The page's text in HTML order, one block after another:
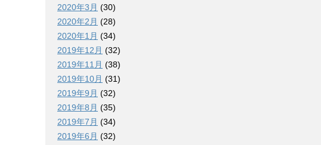
2020年3月 (30)
2020年2月 (28)
2020年1月 (34)
2019年12月 (32)
2019年11月 (38)
2019年10月 (31)
2019年9月 (32)
2019年8月 (35)
2019年7月 (34)
2019年6月 (32)